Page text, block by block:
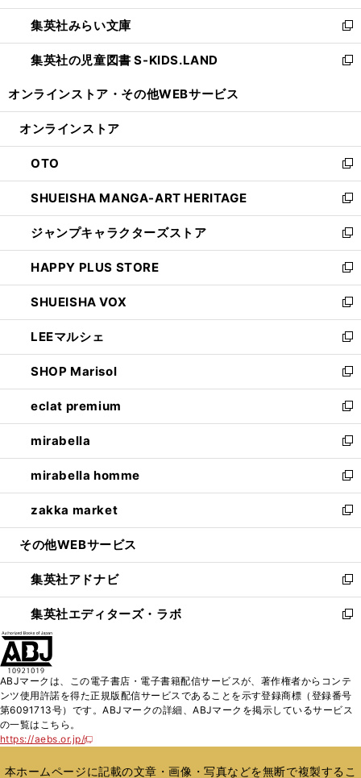
開
く
ウ
で
開
く
ン
ド
ウ
で
ウ
ィ
ン
ド
開
集英社みらい文庫
新
し
い
ン
ウ
で
開
く
集英社の児童図書 S-KIDS.LAND
新
ウ
ン
ド
ウ
で
開
く
オンラインストア・ その他WEBサービス
オンラインストア
OTO
新
し
い
ウ
ィ
ン
ド
ウ
で
開
く
SHUEISHA MANGA-ART HERITAGE
新
し
い
ウ
ィ
ン
ド
ウ
で
開
く
ジャンプキャラクターズストア
新
し
い
ウ
ィ
ン
ド
ウ
で
開
く
HAPPY PLUS STORE
新
し
い
ウ
ィ
ン
ド
ウ
で
開
く
SHUEISHA VOX
新
し
い
ウ
ィ
ン
ド
ウ
で
開
く
LEEマルシェ
新
し
い
ウ
ィ
ン
ド
ウ
で
開
く
SHOP Marisol
新
し
い
ウ
ィ
ン
ド
ウ
で
開
eclat premium
新
し
い
ウ
ィ
ン
ド
ウ
開
く
mirabella
新
し
い
ウ
ィ
ン
ウ
で
開
く
mirabella homme
新
し
い
ウ
ン
ド
ウ
で
zakka market
新
し
ウ
ィ
ン
ド
く
その他WEBサービス
集英社アドナビ
新
し
い
ド
ウ
で
集英社エディターズ・ラボ
新
ィ
ン
ド
開
ABJマークは、この電子書店・電子書籍配信サービスが、著作権者からコンテ
ンツ使用許諾を得た正規版配信サービスであることを示す登録商標（登録番号
第6091713号）です。ABJマークの詳細、ABJマークを掲示しているサービス
の一覧はこちら。
https://aebs.or.jp/
新
い
本ホームページに記載の文章・画像・写真などを無断で複製するこ